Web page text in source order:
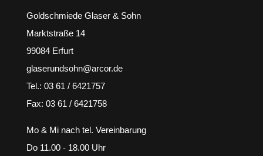
Goldschmiede Glaser & Sohn
Marktstraße 14
99084 Erfurt
glaserundsohn@arcor.de
Tel.: 03 61 / 6421757
Fax: 03 61 / 6421758
Mo & Mi nach tel. Vereinbarung
Do 11.00 - 18.00 Uhr